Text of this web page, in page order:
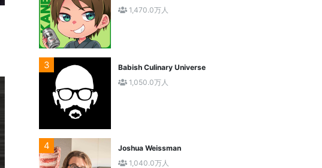
1,470.0万人
3
Babish Culinary Universe
1,050.0万人
4
Joshua Weissman
1,040.0万人